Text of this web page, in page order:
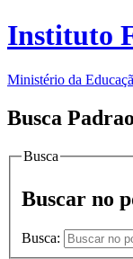
Instituto
Ministério da
Busca Padrao
Busca
Buscar no
Busca: